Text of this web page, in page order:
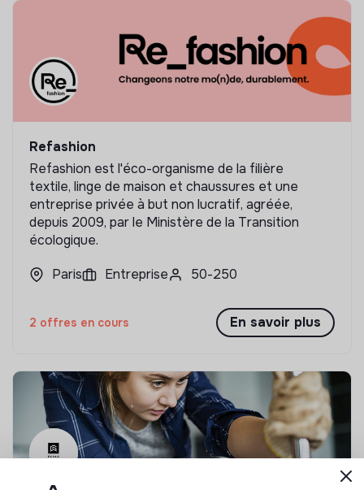
Refashion
Refashion est l'éco-organisme de la filière
textile, linge de maison et chaussures et une
entreprise privée à but non lucratif, agréée,
depuis 2009, par le Ministère de la Transition
écologique.
Paris
Entreprise 50-250
2 offres en cours En savoir plus